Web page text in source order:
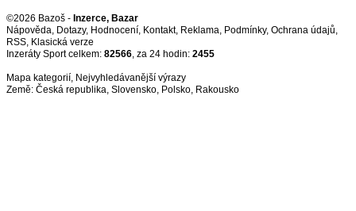
©2026 Bazoš - Inzerce, Bazar
Nápověda, Dotazy, Hodnocení, Kontakt, Reklama, Podmínky, Ochrana údajů,
RSS,
Inzeráty Sport celkem: 82566, za 24 hodin: 2455
Mapa kategorií, Nejvyhledávanější výrazy
Země: Česká republika, Slovensko, Polsko, Rakousko